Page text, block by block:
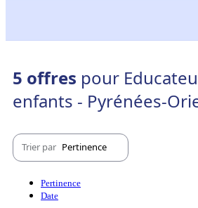
5 offres pour
enfants - Pyrénées-
Trier par Pertinence
Pertinence
Date